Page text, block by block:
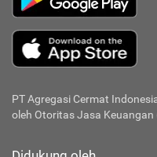
PT Agregasi Cermat
oleh Otoritas Jasa Keuangan